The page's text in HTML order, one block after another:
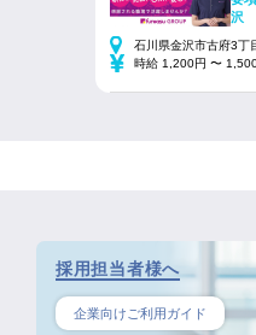
沢
石川県金沢市古府3丁
時給 1,200円 〜
採用担当者様へ
企業向けご利用ガイド